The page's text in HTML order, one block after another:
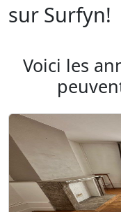
sur Surfyn!
Voici les